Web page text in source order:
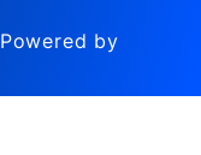
Powered by